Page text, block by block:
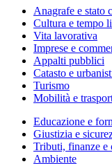
Anagrafe e stato
Cultura e tempo
Vita lavorativa
Imprese e
Appalti pubblici
Catasto e
Turismo
Mobilità e
Educazione e
Giustizia e
Tributi, finanze e
Ambiente